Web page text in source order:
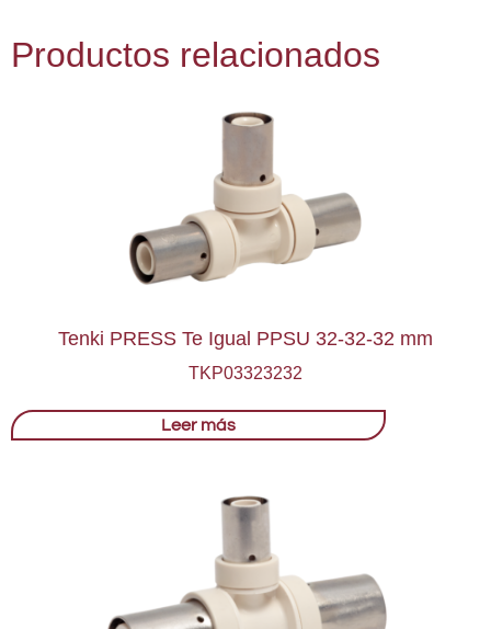
Productos relacionados
Tenki PRESS Te Igual PPSU 32-32-32 mm
TKP03323232
Leer más